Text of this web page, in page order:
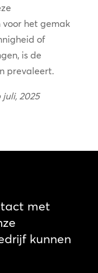
het gemak
of
is de
prevaleert.
2025
met
kunnen